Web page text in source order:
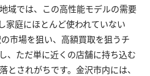
域では、この高性能モデルの需要
家庭にほとんど使われていない
市場を狙い、高額買取を狙うチ
、ただ単に近くの店舗に持ち込む
とされがちです。金沢市内には、